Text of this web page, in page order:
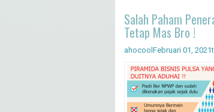
Salah Paham
Tetap Mas Bro !
ahocoolFebruari 01, 2021